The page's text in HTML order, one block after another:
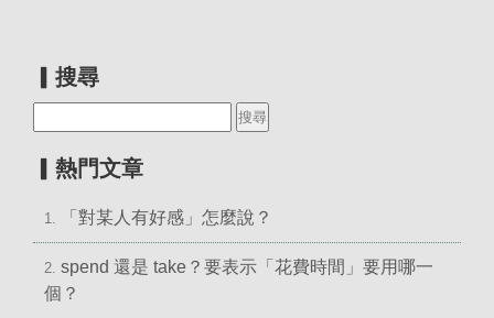
▎搜尋
▎熱門文章
1. 「對某人有好感」怎麼說？
2. spend 還是 take？要表示「花費時間」要用哪一
個？